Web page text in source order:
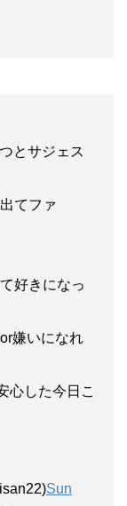
とサジェス
てファ
好きになっ
嫌いになれ
心した今日こ
Sun